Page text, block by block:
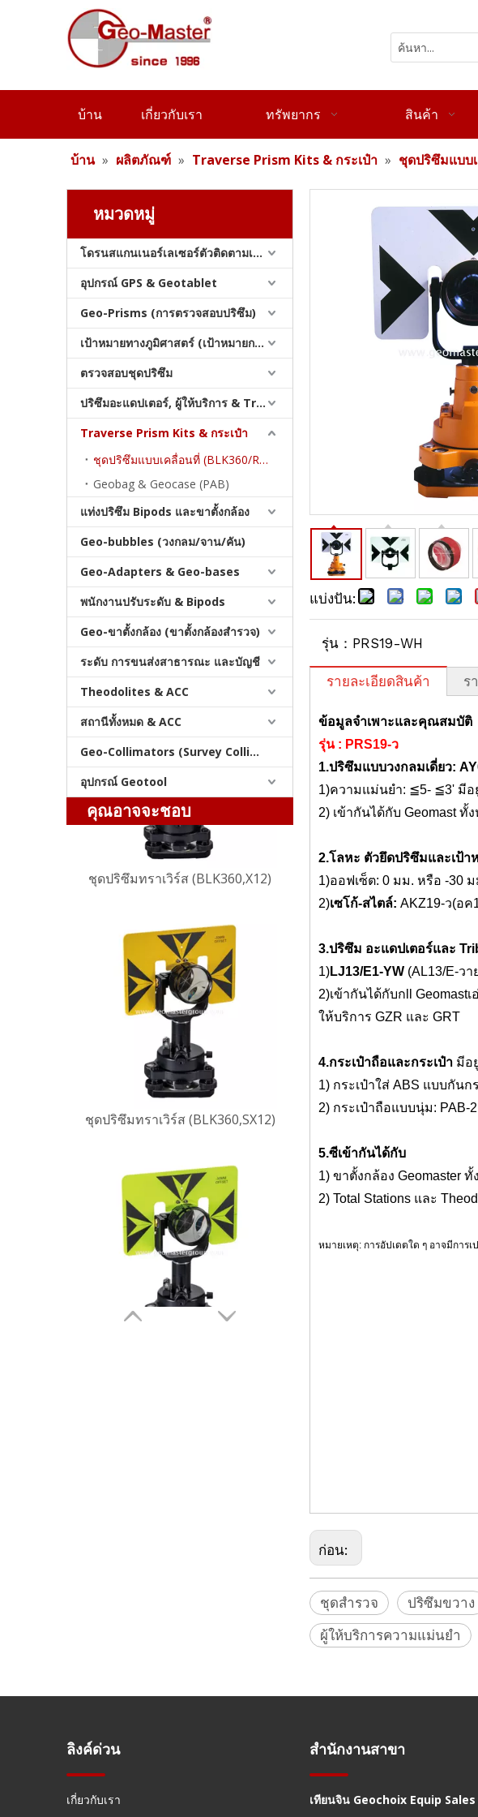
บ้าน เกี่ยวกับเรา ทรัพยากร สินค้า
บ้าน » ผลิตภัณฑ์ » Traverse Prism Kits & กระเป๋า » ชุดปริซึมแบบ
หมวดหมู่
โดรนสแกนเนอร์เลเซอร์ตัวติดตามเลเซอร์และสแลม
อุปกรณ์ GPS & Geotablet
Geo-Prisms (การตรวจสอบปริซึม)
เป้าหมายทางภูมิศาสตร์ (เป้าหมายการสำรวจ)
ตรวจสอบชุดปริซึม
ปริซึมอะแดปเตอร์, ผู้ให้บริการ & Tribrachs
Traverse Prism Kits & กระเป๋า
ชุดปริซึมแบบเคลื่อนที่ (BLK360/RTC360)
Geobag & Geocase (PAB)
แท่งปริซึม Bipods และขาตั้งกล้อง
Geo-bubbles (วงกลม/จาน/คัน)
Geo-Adapters & Geo-bases
พนักงานปรับระดับ & Bipods
Geo-ขาตั้งกล้อง (ขาตั้งกล้องสำรวจ)
ระดับ การขนส่งสาธารณะ และบัญชี
Theodolites & ACC
สถานีทั้งหมด & ACC
Geo-Collimators (Survey Collimators)
อุปกรณ์ Geotool
คุณอาจจะชอบ
ชุดปริซึมสำรวจ
ชุดปริซึมสำรวจ
ชุดปริซึมทราเวิร์ส (RTC360)
ชุดปริซึมทราเวิร์ส (BLK360,X12)
ชุดปริซึมทราเวิร์ส (BLK360,SX12)
ชุดปริซึมทราเวิร์ส (BLK360,SX12)
ชุดปริซึมทราเวิร์ส (RTC360)
แบ่งปัน:
รุ่น： PRS19-WH
รายละเอียดสินค้า ร
ข้อมูลจำเพาะและคุณสมบัติ
รุ่น : PRS19-ว
1.ปริซึมแบบวงกลมเดี่ยว:
1)ความแม่นยำ: ≦5- ≦3' มีอ
2) เข้ากันได้กับ Geomast ทั้
2.โลหะ ตัวยึดปริซึมและเป้า
1)ออฟเซ็ต: 0 มม. หรือ -30 ม
2)เซโก้-สไตล์: AKZ19-ว(อค
3.ปริซึม อะแดปเตอร์และ
1)LJ13/E1-YW (AL13/E-วา
2)เข้ากันได้กับก ll Geomastเ
ให้บริการ GZR และ GRT
4.กระเป๋าถือและกระเป๋า มีอ
1) กระเป๋าใส่ ABS แบบกันก
2) กระเป๋าถือแบบนุ่ม: PAB-
5.ซีเข้ากันได้กับ
1) ขาตั้งกล้อง Geomaster
2) Total Stations และ
หมายเหตุ: การอัปเดตใด ๆ อาจมีการ
ก่อน:
ชุดสำรวจ ปริซึมขวาง
ผู้ให้บริการความแม่นยำ
ลิงค์ด่วน
เกี่ยวกับเรา
สำนักงานสาขา
เทียนจิน Geochoix Equip